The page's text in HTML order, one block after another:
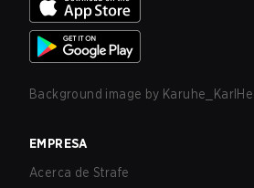
Background image by Karuhe_KarlHe
EMPRESA
Acerca de Strafe